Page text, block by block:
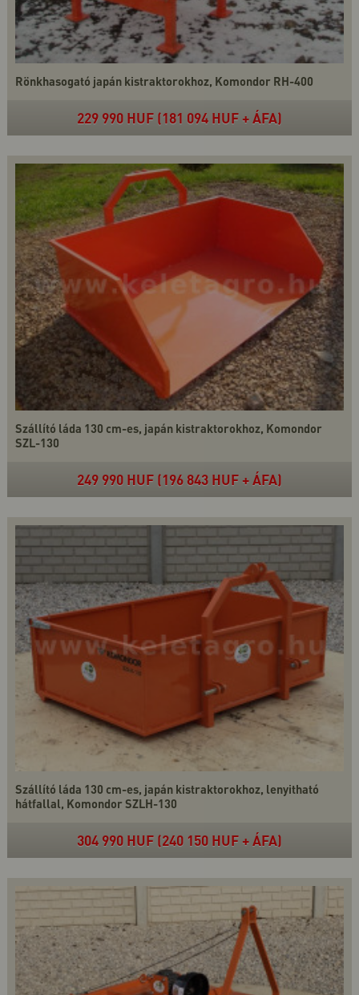
Rönkhasogató japán kistraktorokhoz, Komondor RH-400
229 990 HUF (181 094 HUF + ÁFA)
Szállító láda 130 cm-es, japán kistraktorokhoz, Komondor
SZL-130
249 990 HUF (196 843 HUF + ÁFA)
Szállító láda 130 cm-es, japán kistraktorokhoz, lenyitható
hátfallal, Komondor SZLH-130
304 990 HUF (240 150 HUF + ÁFA)